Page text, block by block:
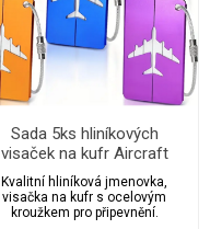
Sada 5ks hliníkových
visaček na kufr Aircraft
Kvalitní hliníková jmenovka,
visačka na kufr s ocelovým
kroužkem pro připevnění.